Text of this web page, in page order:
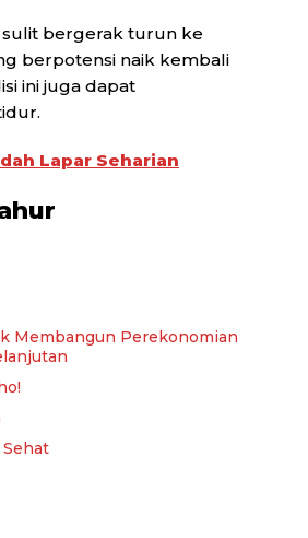
sulit bergerak turun ke
berpotensi naik kembali
ini juga dapat
Lapar Seharian
Membangun Perekonomian